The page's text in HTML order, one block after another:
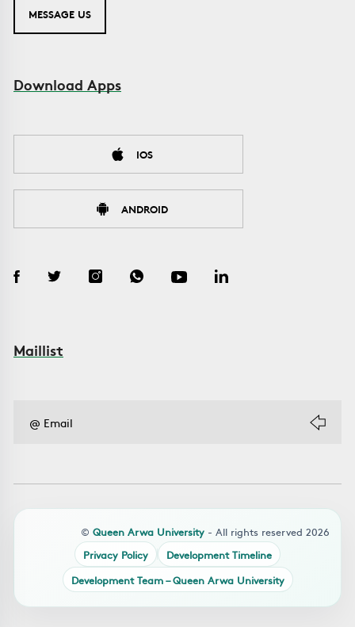
MESSAGE US
Download Apps
IOS
ANDROID
Maillist
© Queen Arwa University - All rights reserved 2026
Privacy Policy
Development Timeline
Development Team – Queen Arwa University